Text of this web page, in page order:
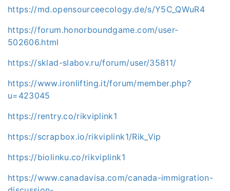
https://md.opensourceecology.de/s/Y5C_QWuR4
https://forum.honorboundgame.com/user-
502606.html
https://sklad-slabov.ru/forum/user/35811/
https://www.ironlifting.it/forum/member.php?
u=423045
https://rentry.co/rikviplink1
https://scrapbox.io/rikviplink1/Rik_Vip
https://biolinku.co/rikviplink1
https://www.canadavisa.com/canada-immigration-